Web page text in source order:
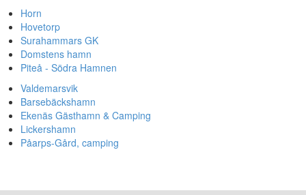
Horn
Hovetorp
Surahammars GK
Domstens hamn
Piteå - Södra Hamnen
Valdemarsvik
Barsebäckshamn
Ekenäs Gästhamn & Camping
Lickershamn
Påarps-Gård, camping